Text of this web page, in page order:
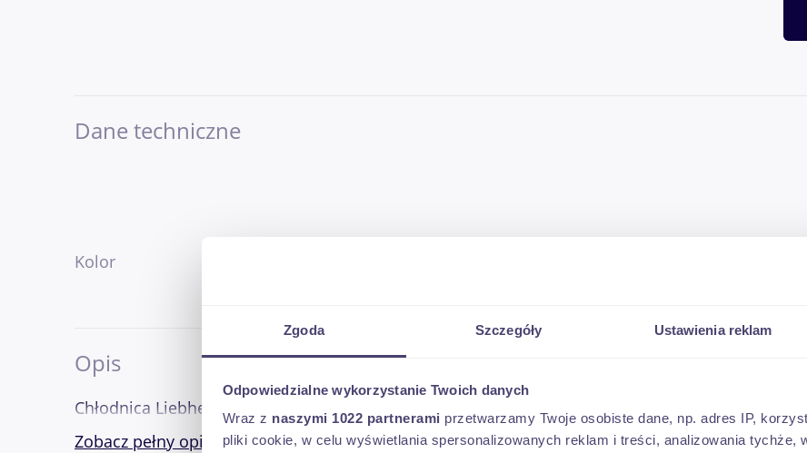
Zgoda Szczegóły Ustawienia reklam
Odpowiedzialne wykorzystanie Twoich danych
Wraz z naszymi 1022 partnerami przetwarzamy Twoje osobiste dane, np. adres IP,
pliki cookie, w celu wyświetlania spersonalizowanych reklam i treści, analizowania tychże,
Dane techniczne
Kolor
Opis
Zobacz pełny opis